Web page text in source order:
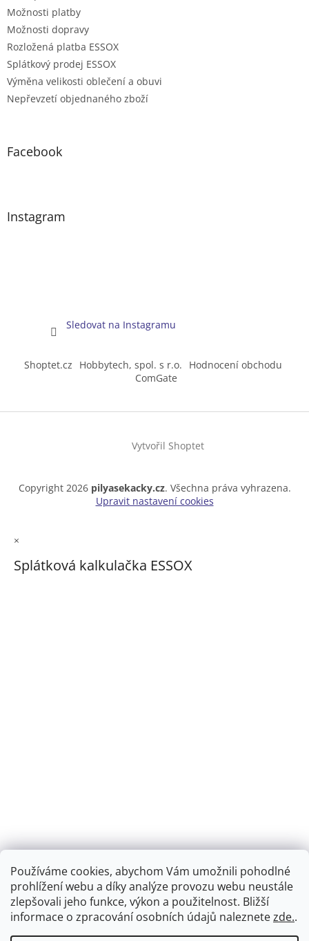
Používáme cookies, abychom Vám umožnili pohodlné
prohlížení webu a díky analýze provozu webu neustále
zlepšovali jeho funkce, výkon a použitelnost. Bližší
informace o zpracování osobních údajů naleznetezde..
Možnosti platby
Možnosti dopravy
Rozložená platba ESSOX
Splátkový prodej ESSOX
Výměna velikosti oblečení a obuvi
Nepřevzetí objednaného zboží
Facebook
Instagram
Sledovat na Instagramu
Shoptet.cz Hobbytech, spol. s r.o.
Hodnocení obchodu
ComGate
Vytvořil Shoptet
Copyright 2026 pilyasekacky.cz. Všechna práva vyhrazena.
Upravit nastavení cookies
×
Splátková kalkulačka ESSOX